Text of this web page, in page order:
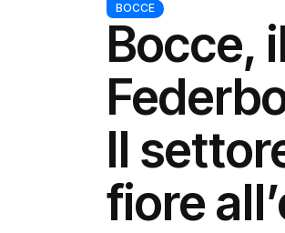
BOCCE
Bocce,
Il
fiore